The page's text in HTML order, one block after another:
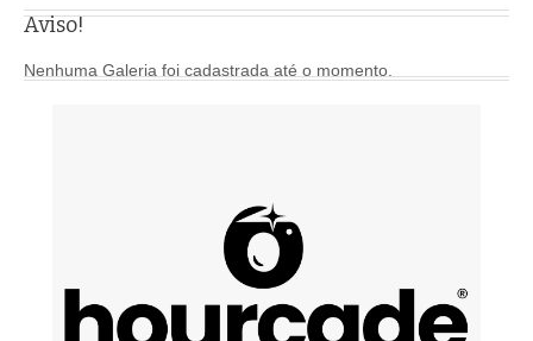
Aviso!
Nenhuma Galeria foi cadastrada até o momento.